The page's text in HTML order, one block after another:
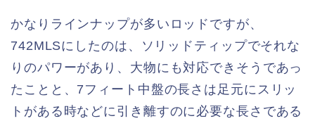
かなりラインナップが多いロッドですが、
742MLSにしたのは、ソリッドティップでそれな
りのパワーがあり、大物にも対応できそうであっ
たことと、7フィート中盤の長さは足元にスリッ
トがある時などに引き離すのに必要な長さである